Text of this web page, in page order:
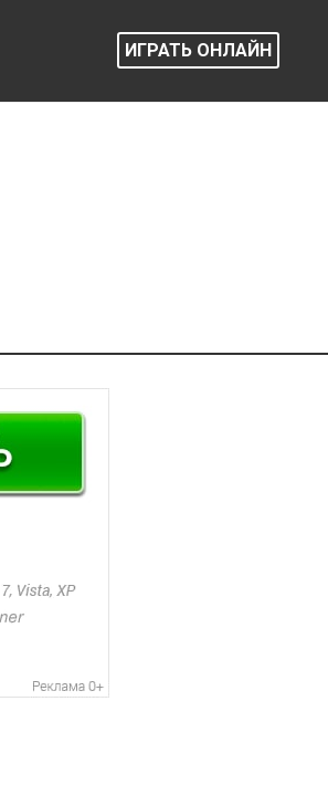
ИГРАТЬ ОНЛАЙН